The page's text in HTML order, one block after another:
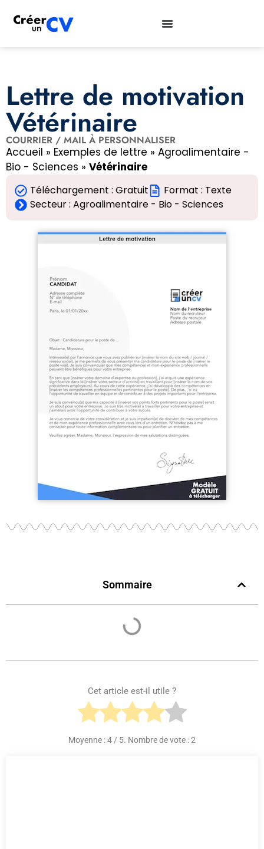
Lettre de motivation
Vétérinaire
COURRIER / MAIL À PERSONNALISER
Accueil » Exemples de lettre » Agroalimentaire -
Bio - Sciences » Vétérinaire
Téléchargement : Gratuit
Format : Texte
Secteur : Agroalimentaire - Bio - Sciences
Sommaire
Cet article est-il utile ?
Moyenne :4 / 5. Nombre de vote :2